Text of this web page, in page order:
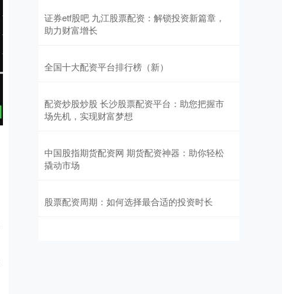
证券etf股吧 九江股票配资：解锁投资新篇章，
助力财富增长
全国十大配资平台排行榜（新）
配资炒股炒股 长沙股票配资平台：助您把握市
场先机，实现财富梦想
中国股指期货配资网 期货配资神器：助你轻松
撬动市场
股票配资周期：如何选择最合适的投资时长